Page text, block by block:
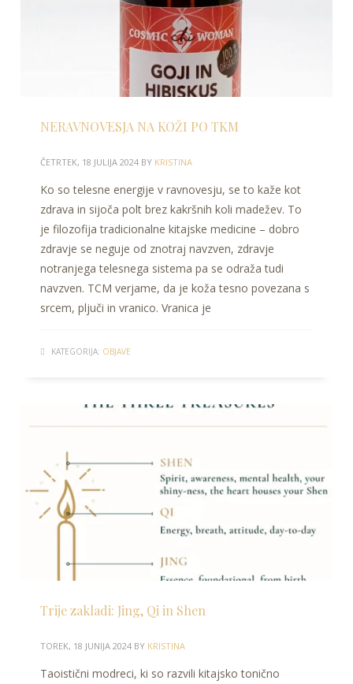
NERAVNOVESJA NA KOŽI PO TKM
ČETRTEK, 18 JULIJA 2024 BY KRISTINA
Ko so telesne energije v ravnovesju, se to kaže kot
zdrava in sijoča ​​polt brez kakršnih koli madežev. To
je filozofija tradicionalne kitajske medicine – dobro
zdravje se neguje od znotraj navzven, zdravje
notranjega telesnega sistema pa se odraža tudi
navzven. TCM verjame, da je koža tesno povezana s
srcem, pljuči in vranico. Vranica je
KATEGORIJA: OBJAVE
Trije zakladi: Jing, Qi in Shen
TOREK, 18 JUNIJA 2024 BY KRISTINA
Taoistični modreci, ki so razvili kitajsko tonično